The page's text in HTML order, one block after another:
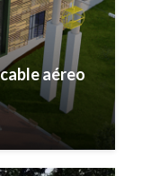
aéreo